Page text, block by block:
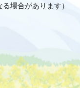
場合があります）